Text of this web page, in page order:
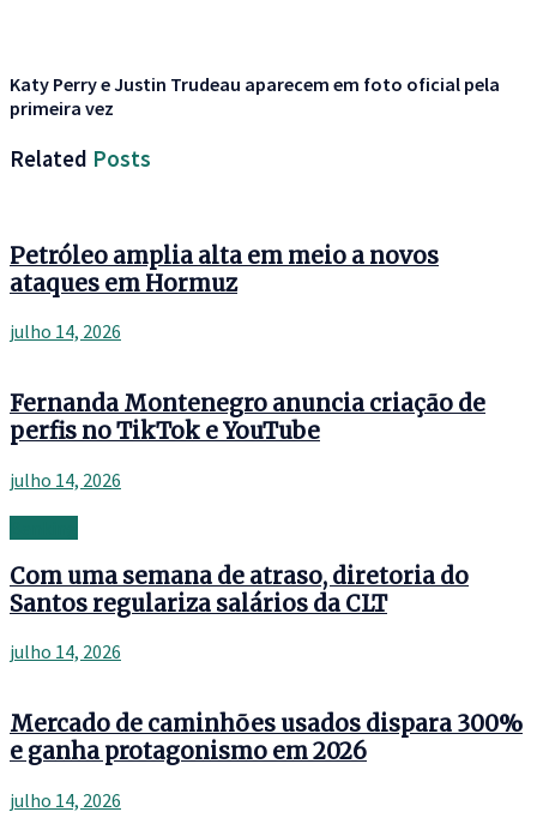
Katy Perry e Justin Trudeau aparecem em foto oficial pela
primeira vez
Related Posts
Petróleo amplia alta em meio a novos
ataques em Hormuz
julho 14, 2026
Fernanda Montenegro anuncia criação de
perfis no TikTok e YouTube
julho 14, 2026
Com uma semana de atraso, diretoria do
Santos regulariza salários da CLT
julho 14, 2026
Mercado de caminhões usados dispara 300%
e ganha protagonismo em 2026
julho 14, 2026